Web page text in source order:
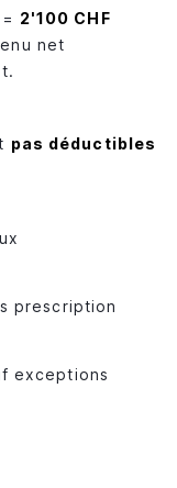
2'100 CHF
net
pas déductibles
prescription
exceptions